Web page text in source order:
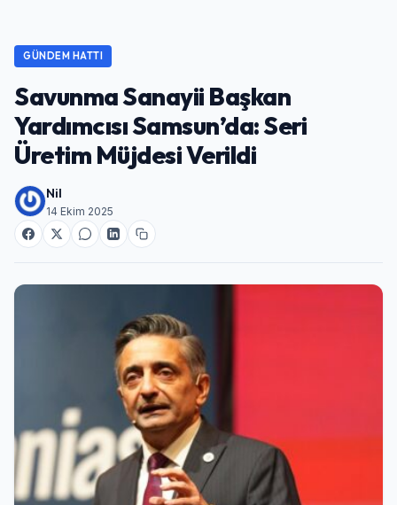
GÜNDEM HATTI
Savunma Sanayii Başkan
Yardımcısı Samsun’da: Seri
Üretim Müjdesi Verildi
Nil
14 Ekim 2025